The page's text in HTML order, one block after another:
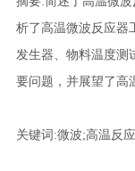
析了高温微波反应器
发生器、物料温度测
要问题，并展望了高
关键词:微波;高温反